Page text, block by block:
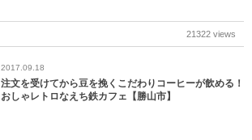
21322 views
2017.09.18
注文を受けてから豆を挽くこだわりコーヒーが飲める！
おしゃレトロなえち鉄カフェ【勝山市】